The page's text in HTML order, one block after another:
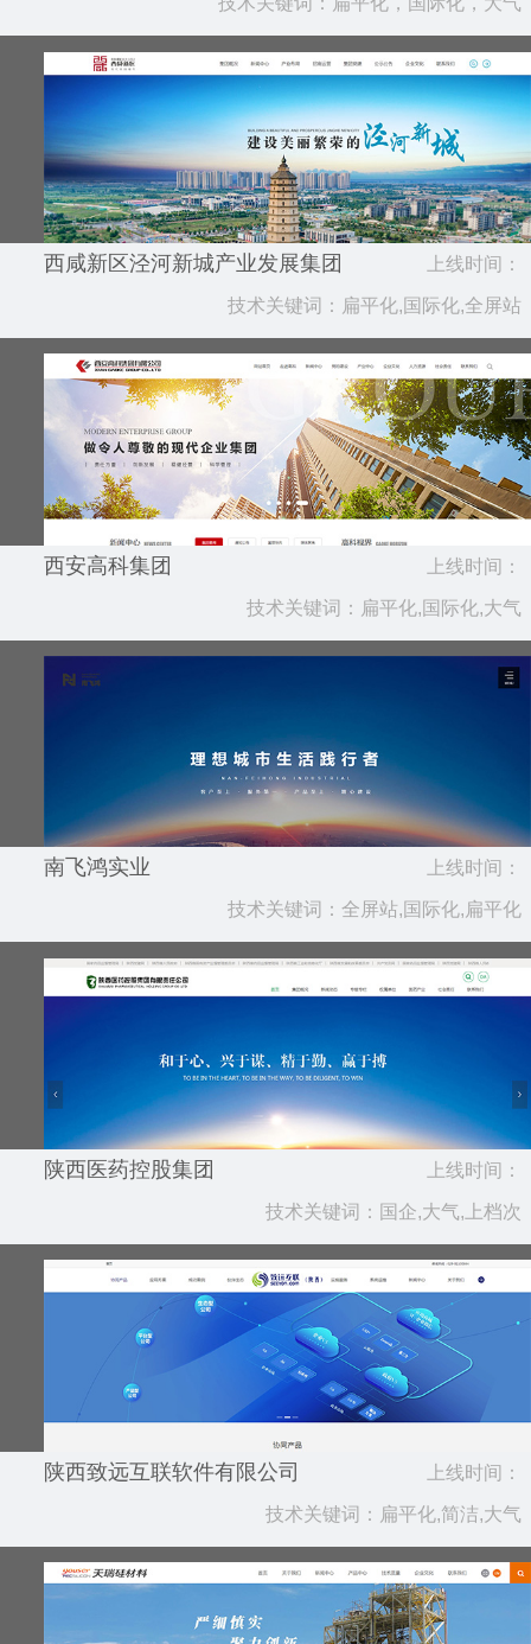
西咸新区泾河新城产业发展集团 上线时间：
2020.10
技术关键词：扁平化,国际化,全屏站
西安高科集团 上线时间：
2020.08
技术关键词：扁平化,国际化,大气
南飞鸿实业 上线时间：
2020.07
技术关键词：全屏站,国际化,扁平化
陕西医药控股集团 上线时间：
2019.12
技术关键词：国企,大气,上档次
陕西致远互联软件有限公司 上线时间：
2019.01
技术关键词：扁平化,简洁,大气